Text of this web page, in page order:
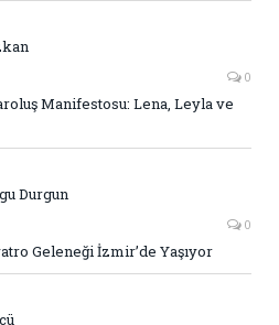
0
Manifestosu: Lena, Leyla ve
Durgun
0
Geleneği İzmir’de Yaşıyor